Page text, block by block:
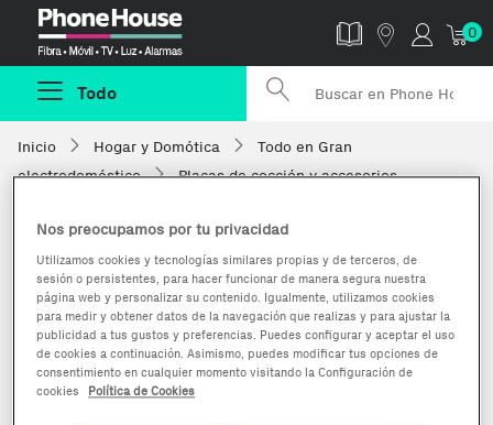
0
Todo
Inicio Hogar y Domótica
Todo en Gran
electrodoméstico
Placas de cocción y accesorios
Nos preocupamos por tu privacidad
Utilizamos cookies y tecnologías similares propias y de terceros, de
sesión o persistentes, para hacer funcionar de manera segura nuestra
página web y personalizar su contenido. Igualmente, utilizamos cookies
para medir y obtener datos de la navegación que realizas y para ajustar la
publicidad a tus gustos y preferencias. Puedes configurar y aceptar el uso
de cookies a continuación. Asimismo, puedes modificar tus opciones de
consentimiento en cualquier momento visitando la Configuración de
cookies
Política de Cookies